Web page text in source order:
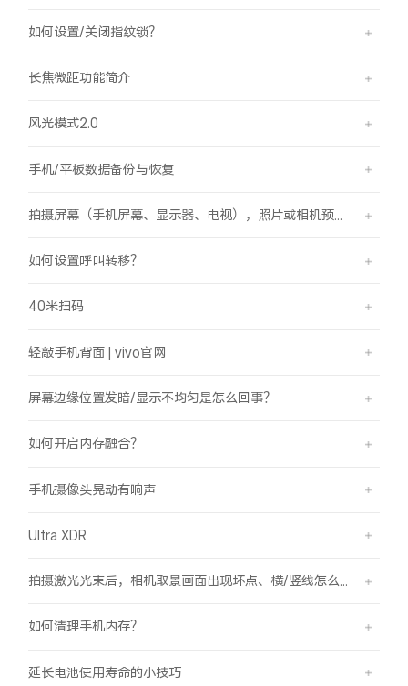
如何设置/关闭指纹锁？
长焦微距功能简介
风光模式2.0
手机/平板数据备份与恢复
如何设置呼叫转移？
40米扫码
轻敲手机背面 | vivo官网
屏幕边缘位置发暗/显示不均匀是怎么回事？
如何开启内存融合？
手机摄像头晃动有响声
Ultra XDR
如何清理手机内存？
延长电池使用寿命的小技巧